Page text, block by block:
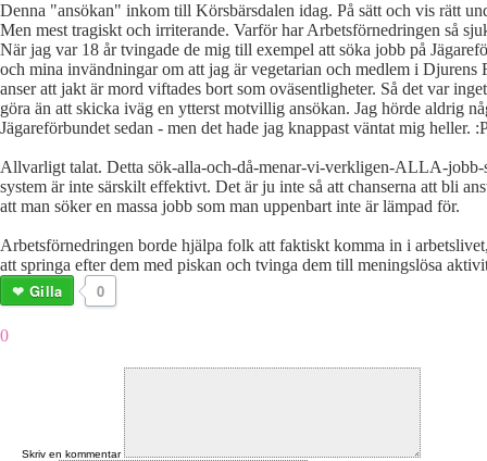
Denna "ansökan" inkom till Körsbärsdalen idag. På sätt och vis rätt
Men mest tragiskt och irriterande. Varför har Arbetsförnedringen så
När jag var 18 år tvingade de mig till exempel att söka jobb på
och mina invändningar om att jag är vegetarian och medlem i Djurens
anser att jakt är mord viftades bort som oväsentligheter. Så det var
göra än att skicka iväg en ytterst motvillig ansökan. Jag hörde aldrig
Jägareförbundet sedan - men det hade jag knappast väntat mig heller.
Allvarligt talat. Detta sök-alla-och-då-menar-vi-verkligen-ALLA-jobb-
system är inte särskilt effektivt. Det är ju inte så att chanserna att bli
att man söker en massa jobb som man uppenbart inte är lämpad för.
Arbetsförnedringen borde hjälpa folk att faktiskt komma in i
att springa efter dem med piskan och tvinga dem till meningslösa
0
Gilla
0
Skriv en kommentar